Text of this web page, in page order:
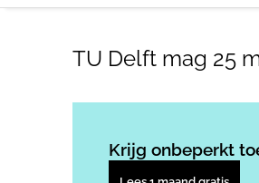
TU Delft mag 25
Krijg onbeperkt